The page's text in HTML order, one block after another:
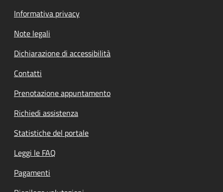
Informativa privacy
Note legali
Dichiarazione di accessibilità
Contatti
Prenotazione appuntamento
Richiedi assistenza
Statistiche del portale
Leggi le FAQ
Pagamenti